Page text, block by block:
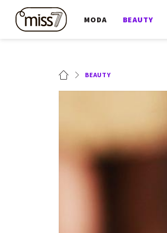
MODA BEAUTY
BEAUTY